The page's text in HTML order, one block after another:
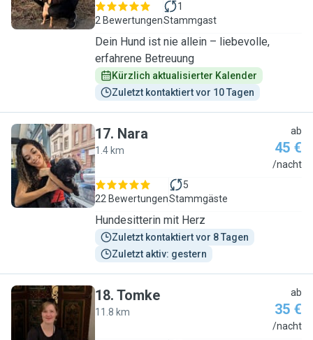
2 Bewertungen
1
Stammgast
Dein Hund ist nie allein – liebevolle,
erfahrene Betreuung
Kürzlich aktualisierter Kalender
Zuletzt kontaktiert vor 10 Tagen
N
17. Nara
1.4 km
ab
45 €
/nacht
22 Bewertungen
5
Stammgäste
Hundesitterin mit Herz
Zuletzt kontaktiert vor 8 Tagen
Zuletzt aktiv: gestern
T
18. Tomke
11.8 km
ab
35 €
/nacht